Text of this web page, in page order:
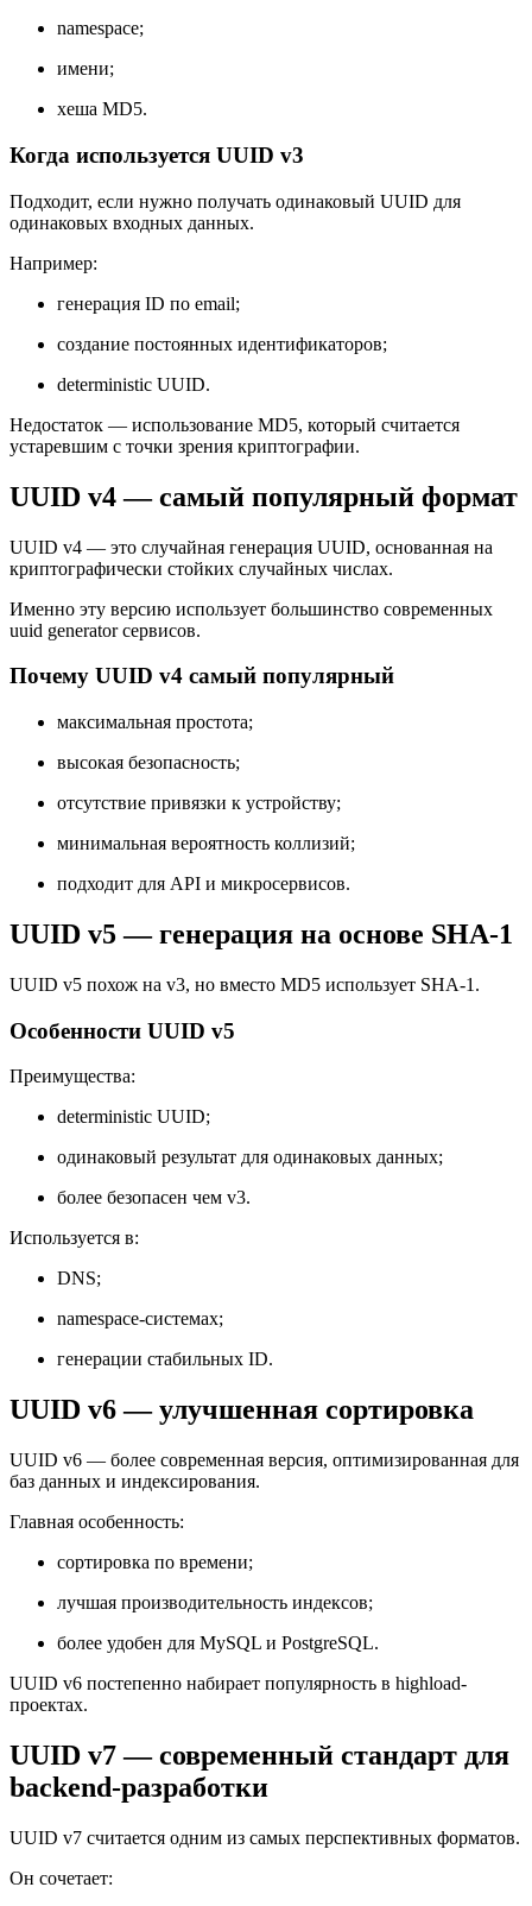
namespace;
имени;
хеша MD5.
Когда используется UUID v3
Подходит, если нужно получать одинаковый UUID для
одинаковых входных данных.
Например:
генерация ID по email;
создание постоянных идентификаторов;
deterministic UUID.
Недостаток — использование MD5, который считается
устаревшим с точки зрения криптографии.
UUID v4 — самый популярный формат
UUID v4 — это случайная генерация UUID, основанная на
криптографически стойких случайных числах.
Именно эту версию использует большинство современных
uuid generator сервисов.
Почему UUID v4 самый популярный
максимальная простота;
высокая безопасность;
отсутствие привязки к устройству;
минимальная вероятность коллизий;
подходит для API и микросервисов.
UUID v5 — генерация на основе SHA-1
UUID v5 похож на v3, но вместо MD5 использует SHA-1.
Особенности UUID v5
Преимущества:
deterministic UUID;
одинаковый результат для одинаковых данных;
более безопасен чем v3.
Используется в:
DNS;
namespace-системах;
генерации стабильных ID.
UUID v6 — улучшенная сортировка
UUID v6 — более современная версия, оптимизированная для
баз данных и индексирования.
Главная особенность:
сортировка по времени;
лучшая производительность индексов;
более удобен для MySQL и PostgreSQL.
UUID v6 постепенно набирает популярность в highload-
проектах.
UUID v7 — современный стандарт для
backend-разработки
UUID v7 считается одним из самых перспективных форматов.
Он сочетает: